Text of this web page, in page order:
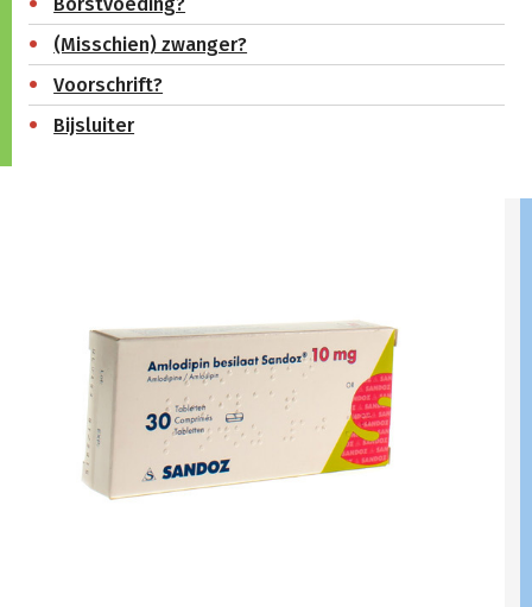
(Misschien) zwanger?
Voorschrift?
Bijsluiter